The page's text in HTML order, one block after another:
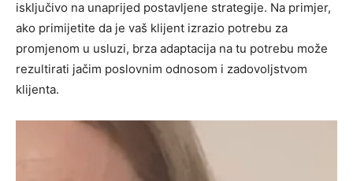
isključivo na unaprijed postavljene strategije. Na primjer,
ako primijetite da je vaš klijent izrazio potrebu za
promjenom u usluzi, brza adaptacija na tu potrebu može
rezultirati jačim poslovnim odnosom i zadovoljstvom
klijenta.